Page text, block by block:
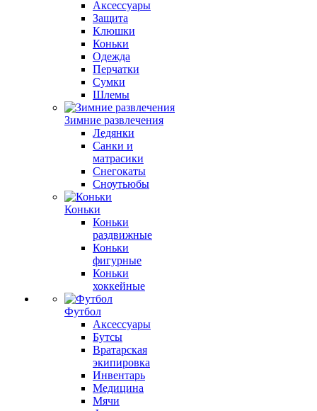
Аксессуары
Защита
Клюшки
Коньки
Одежда
Перчатки
Сумки
Шлемы
Зимние развлечения
Ледянки
Санки и
матрасики
Снегокаты
Сноутьюбы
Коньки
Коньки
раздвижные
Коньки
фигурные
Коньки
хоккейные
Футбол
Аксессуары
Бутсы
Вратарская
экипировка
Инвентарь
Медицина
Мячи